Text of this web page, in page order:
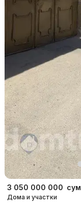
3 050 000 000 сум
Дома и участки